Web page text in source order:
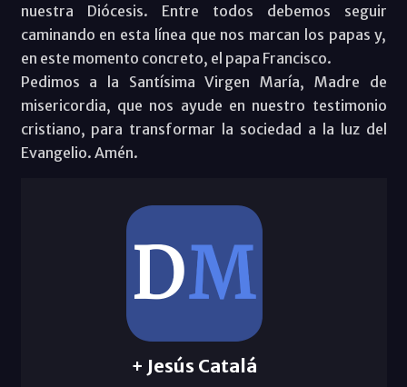
nuestra Diócesis. Entre todos debemos seguir
caminando en esta línea que nos marcan los papas y,
en este momento concreto, el papa Francisco.
Pedimos a la Santísima Virgen María, Madre de
misericordia, que nos ayude en nuestro testimonio
cristiano, para transformar la sociedad a la luz del
Evangelio. Amén.
+ Jesús Catalá